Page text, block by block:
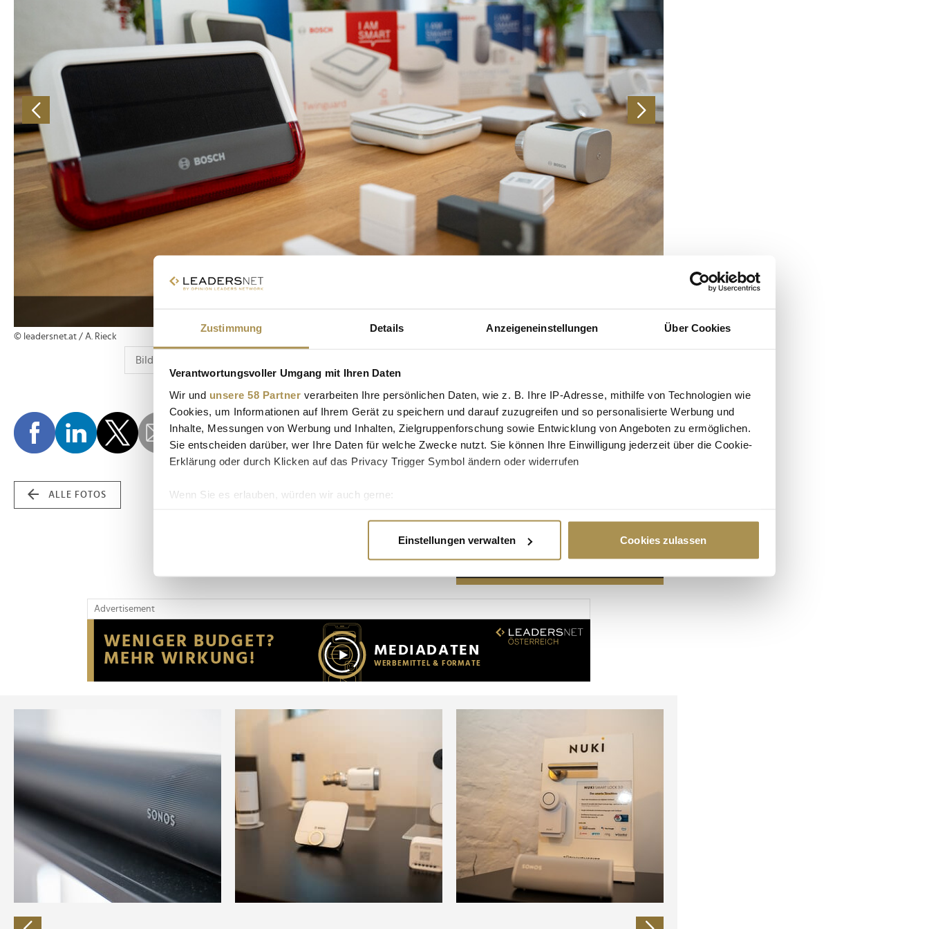
Zustimmung Details Anzeigeneinstellungen Über Cookies
Verantwortungsvoller Umgang mit Ihren Daten
Wir und unsere 58 Partner verarbeiten Ihre persönlichen Daten, wie z. B. Ihre IP-Adresse, mithilfe von Technologien wie
Cookies, um Informationen auf Ihrem Gerät zu speichern und darauf zuzugreifen und so personalisierte Werbung und
Inhalte, Messungen von Werbung und Inhalten, Zielgruppenforschung sowie Entwicklung von Angeboten zu ermöglichen.
Sie entscheiden darüber, wer Ihre Daten für welche Zwecke nutzt. Sie können Ihre Einwilligung jederzeit über die Cookie-
Erklärung oder durch Klicken auf das Privacy Trigger Symbol ändern oder widerrufen
Wenn Sie es erlauben, würden wir auch gerne:
Erfahren Sie mehr darüber, wie Ihre persönlichen Daten verarbeitet werden, und legen Sie Ihre Präferenzen im
Wir verwenden Cookies, um Inhalte und Anzeigen zu personalisieren, Funktionen für soziale Medien anbieten zu können
Website an unsere Partner für soziale Medien, Werbung und Analysen weiter. Unsere Partner führen diese Informationen
möglicherweise mit weiteren Daten zusammen, die Sie ihnen bereitgestellt haben oder die sie im Rahmen Ihrer Nutzung
der Dienste gesammelt haben.
Einstellungen verwalten Cookies zulassen
© leadersnet.at / A. Rieck
ALLE FOTOS
Advertisement
Advertisement